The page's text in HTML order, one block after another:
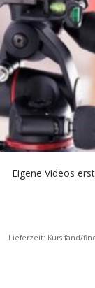
Eigene Videos
Lieferzeit: Kurs fand/